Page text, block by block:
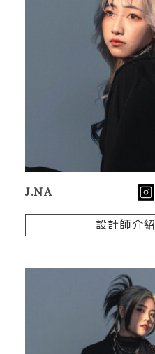
J.NA
設計師介紹